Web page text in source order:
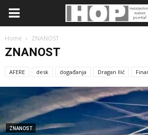
Home ZNANOST
ZNANOST
AFERE desk događanja Dragan Ilić
ZNANOST